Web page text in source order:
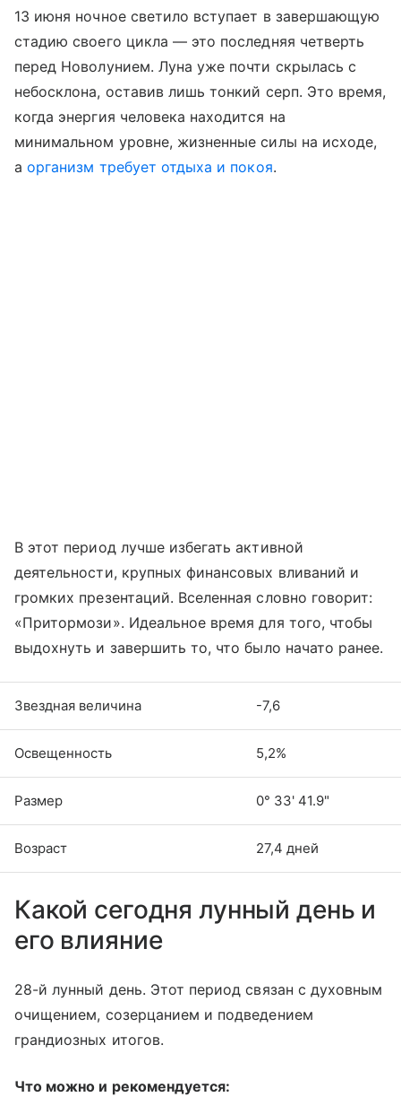
13 июня ночное светило вступает в завершающую
стадию своего цикла — это последняя четверть
перед Новолунием. Луна уже почти скрылась с
небосклона, оставив лишь тонкий серп. Это время,
когда энергия человека находится на
минимальном уровне, жизненные силы на исходе,
аорганизм требует отдыха и покоя.
В этот период лучше избегать активной
деятельности, крупных финансовых вливаний и
громких презентаций. Вселенная словно говорит:
«Притормози». Идеальное время для того, чтобы
выдохнуть и завершить то, что было начато ранее.
Звездная величина -7,6
Освещенность 5,2%
Размер 0° 33' 41.9"
Возраст 27,4 дней
Какой сегодня лунный день и
его влияние
28-й лунный день. Этот период связан с духовным
очищением, созерцанием и подведением
грандиозных итогов.
Что можно и рекомендуется: